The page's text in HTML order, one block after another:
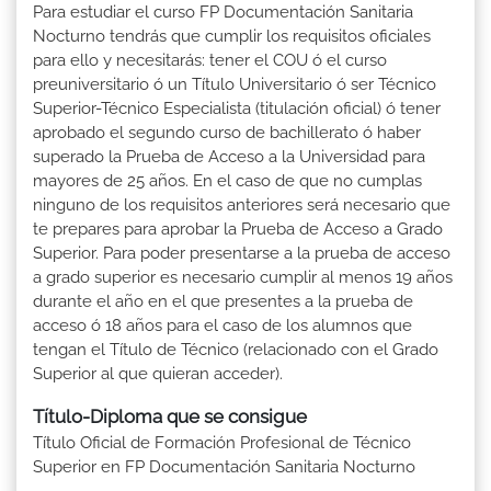
Para estudiar el curso FP Documentación Sanitaria
Nocturno tendrás que cumplir los requisitos oficiales
para ello y necesitarás: tener el COU ó el curso
preuniversitario ó un Título Universitario ó ser Técnico
Superior-Técnico Especialista (titulación oficial) ó tener
aprobado el segundo curso de bachillerato ó haber
superado la Prueba de Acceso a la Universidad para
mayores de 25 años. En el caso de que no cumplas
ninguno de los requisitos anteriores será necesario que
te prepares para aprobar la Prueba de Acceso a Grado
Superior. Para poder presentarse a la prueba de acceso
a grado superior es necesario cumplir al menos 19 años
durante el año en el que presentes a la prueba de
acceso ó 18 años para el caso de los alumnos que
tengan el Título de Técnico (relacionado con el Grado
Superior al que quieran acceder).
Título-Diploma que se consigue
Título Oficial de Formación Profesional de Técnico
Superior en FP Documentación Sanitaria Nocturno